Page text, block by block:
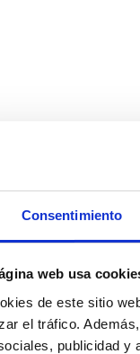
Consentimiento
web usa
de este sitio
el tráfico.
publicidad y
Les Brises)